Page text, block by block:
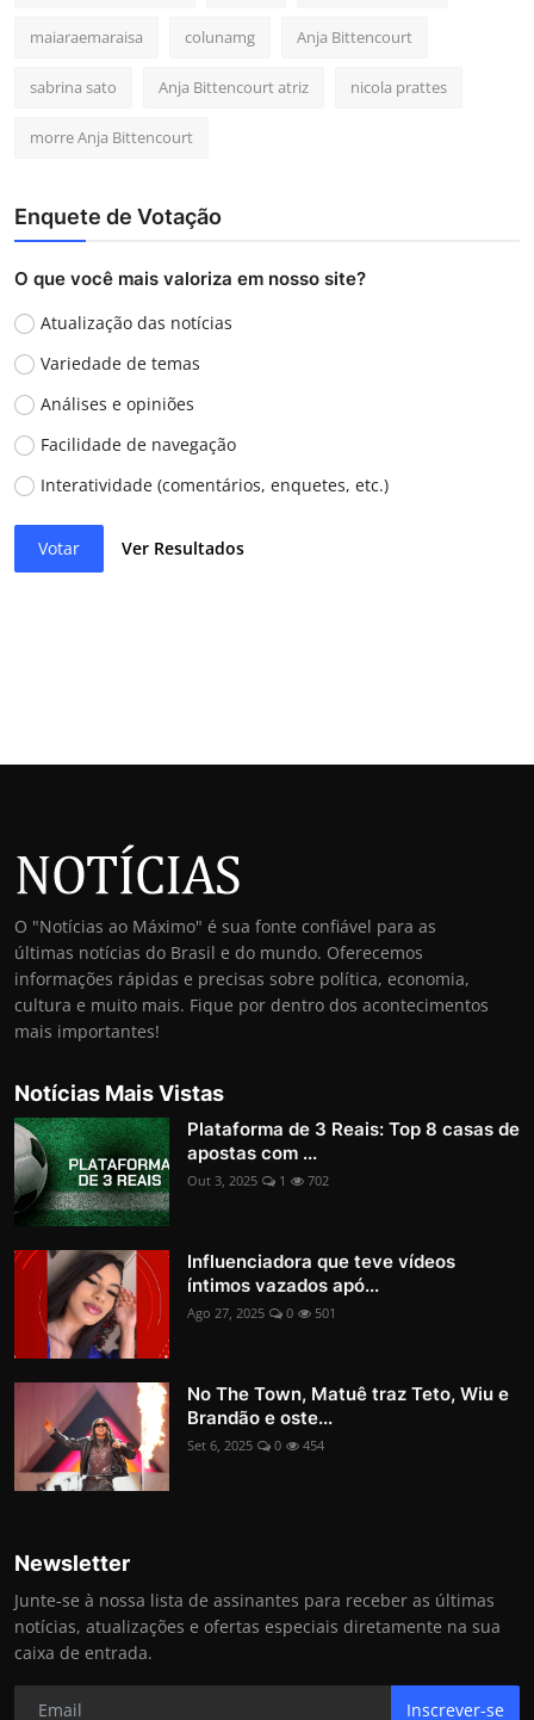
maiaraemaraisa colunamg Anja Bittencourt
sabrina sato Anja Bittencourt atriz nicola prattes
morre Anja Bittencourt
Enquete de Votação
O que você mais valoriza em nosso site?
Atualização das notícias
Variedade de temas
Análises e opiniões
Facilidade de navegação
Interatividade (comentários, enquetes, etc.)
Votar Ver Resultados
O "Notícias ao Máximo" é sua fonte confiável para as
últimas notícias do Brasil e do mundo. Oferecemos
informações rápidas e precisas sobre política, economia,
cultura e muito mais. Fique por dentro dos acontecimentos
mais importantes!
Notícias Mais Vistas
Plataforma de 3 Reais: Top 8 casas de
apostas com ...
Out 3, 2025 1 702
Influenciadora que teve vídeos
íntimos vazados apó...
Ago 27, 2025 0 501
No The Town, Matuê traz Teto, Wiu e
Brandão e oste...
Set 6, 2025 0 454
Newsletter
Junte-se à nossa lista de assinantes para receber as últimas
notícias, atualizações e ofertas especiais diretamente na sua
caixa de entrada.
Inscrever-se